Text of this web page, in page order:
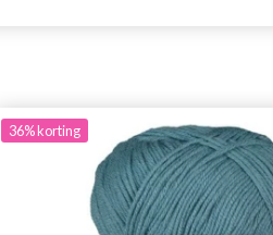
36%korting